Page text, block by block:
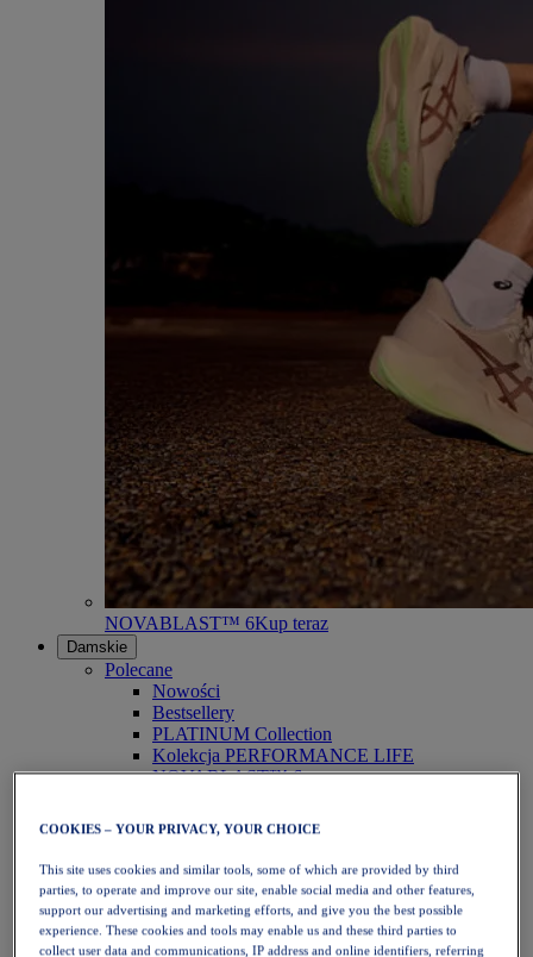
NOVABLAST™ 6Kup teraz
Damskie
Polecane
Nowości
Bestsellery
PLATINUM Collection
Kolekcja PERFORMANCE LIFE
NOVABLAST™ 6
Bieganie
Bieganie w terenie
Tenis
Siatkówka
Piłka ręczna
Padel
Netball
COOKIES – YOUR PRIVACY, YOUR CHOICE
This site uses cookies and similar tools, some of which are provided by third
parties, to operate and improve our site, enable social media and other features,
support our advertising and marketing efforts, and give you the best possible
experience. These cookies and tools may enable us and these third parties to
collect user data and communications, IP address and online identifiers, referring